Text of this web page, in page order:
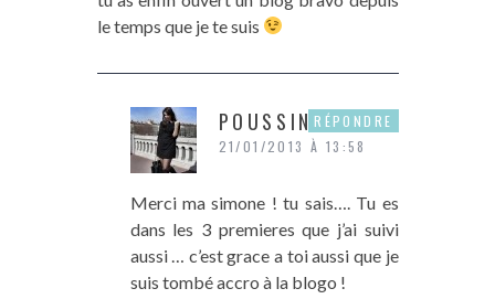
le temps que je te suis
POUSSINE
21/01/2013 À 13:58
Merci ma simone ! tu sais…. Tu es
dans les 3 premieres que j’ai suivi
aussi … c’est grace a toi aussi que je
suis tombé accro à la blogo !
RÉPONDRE